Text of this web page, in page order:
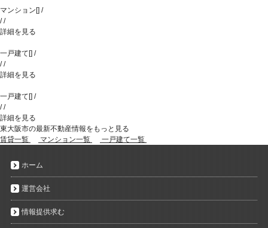
マンション [] /
//
詳細を見る
一戸建て [] /
//
詳細を見る
一戸建て [] /
//
詳細を見る
東大阪市の最新不動産情報をもっと見る
賃貸一覧
マンション一覧 一戸建て一覧
ホーム
運営会社
情報提供求む